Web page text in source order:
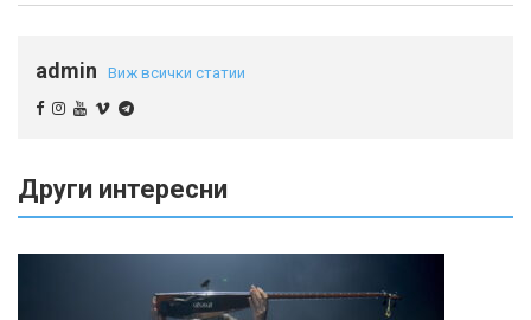
admin Виж всички статии
Други интересни